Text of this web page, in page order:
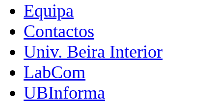
Equipa
Contactos
Univ. Beira Interior
LabCom
UBInforma